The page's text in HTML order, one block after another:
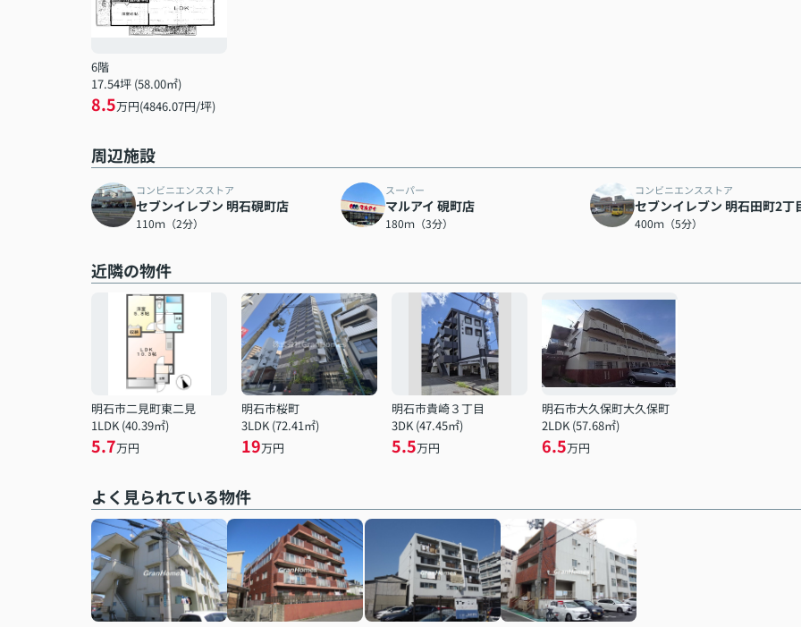
6階
17.54坪 (58.00㎡)
8.5万円(4846.07円/坪)
周辺施設
コンビニエンスストア
セブンイレブン 明石硯町店
110ｍ（2分）
スーパー
マルアイ 硯町店
180ｍ（3分）
コンビニエンスストア
セブンイレブン 明石田町2丁
400ｍ（5分）
近隣の物件
明石市二見町東二見
1LDK (40.39㎡)
5.7万円
明石市桜町
3LDK (72.41㎡)
19万円
明石市貴崎３丁目
3DK (47.45㎡)
5.5万円
明石市大久保町大久保町
2LDK (57.68㎡)
6.5万円
よく見られている物件